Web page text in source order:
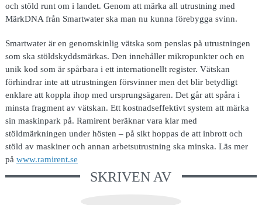
och stöld runt om i landet. Genom att märka all utrustning med
MärkDNA från Smartwater ska man nu kunna förebygga svinn.
Smartwater är en genomskinlig vätska som penslas på utrustningen
som ska stöldskyddsmärkas. Den innehåller mikropunkter och en
unik kod som är spårbara i ett internationellt register. Vätskan
förhindrar inte att utrustningen försvinner men det blir betydligt
enklare att koppla ihop med ursprungsägaren. Det går att spåra i
minsta fragment av vätskan. Ett kostnadseffektivt system att märka
sin maskinpark på. Ramirent beräknar vara klar med
stöldmärkningen under hösten – på sikt hoppas de att inbrott och
stöld av maskiner och annan arbetsutrustning ska minska. Läs mer
på www.ramirent.se
SKRIVEN AV